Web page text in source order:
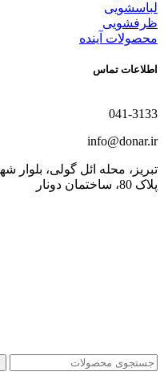
لباسشویی
ظرفشویی
محصولات آینده
اطلاعات تماس
041-3133
info@donar.ir
پلاک 80، ساختمان دونار